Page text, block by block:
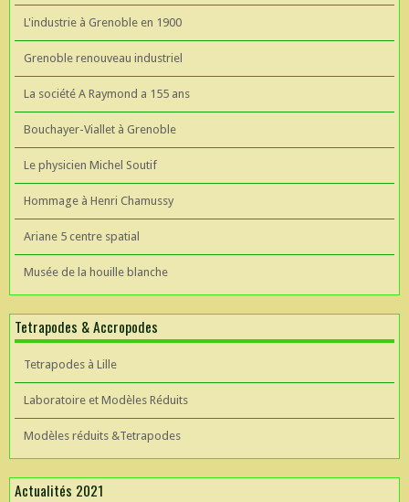
L'industrie à Grenoble en 1900
Grenoble renouveau industriel
La société A Raymond a 155 ans
Bouchayer-Viallet à Grenoble
Le physicien Michel Soutif
Hommage à Henri Chamussy
Ariane 5 centre spatial
Musée de la houille blanche
Tetrapodes & Accropodes
Tetrapodes à Lille
Laboratoire et Modèles Réduits
Modèles réduits &Tetrapodes
Actualités 2021